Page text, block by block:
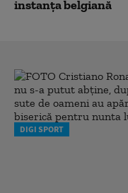
instanța belgiană
DIGI SPORT